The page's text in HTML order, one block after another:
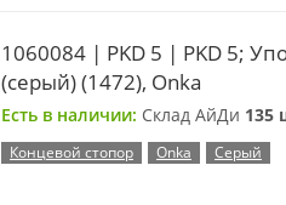
1060084 | PKD 5 | PKD 5;
(серый) (1472), Onka
Есть в наличии: Склад АйДи 135
Концевой стопор Onka Серый